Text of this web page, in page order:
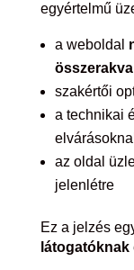
egyértelmű
a weboldal
összerakva
szakértői
a technikai
az oldal
jelenlétre
Ez a jelzés
látogatóknak